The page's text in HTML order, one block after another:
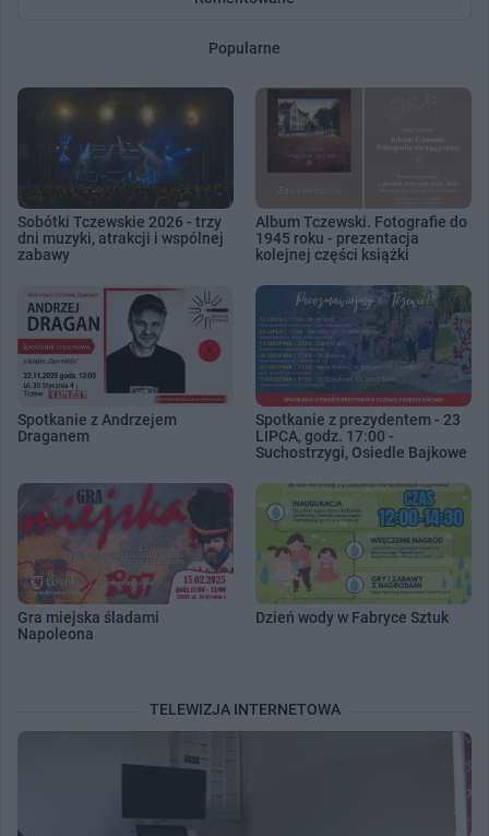
Popularne
Sobótki Tczewskie 2026 - trzy
dni muzyki, atrakcji i wspólnej
zabawy
Album Tczewski. Fotografie do
1945 roku - prezentacja
kolejnej części książki
Spotkanie z Andrzejem
Draganem
Spotkanie z prezydentem - 23
LIPCA, godz. 17:00 -
Suchostrzygi, Osiedle Bajkowe
Gra miejska śladami
Napoleona
Dzień wody w Fabryce Sztuk
TELEWIZJA INTERNETOWA